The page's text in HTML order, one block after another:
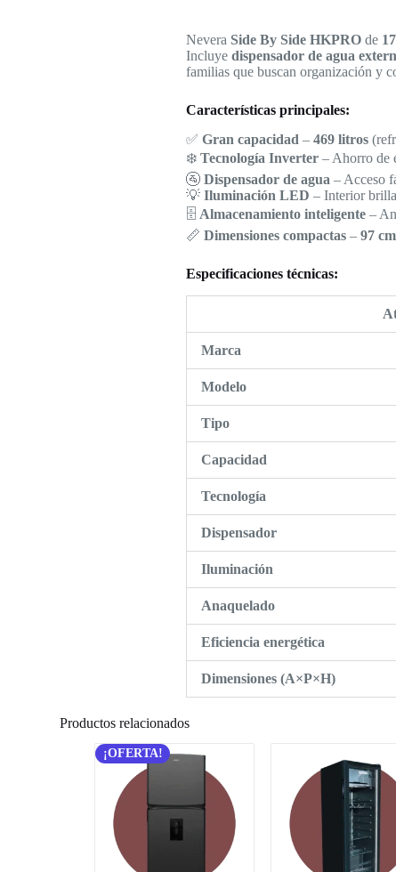
Nevera Side By Side HKPROde
Incluye dispensador de agua
familias que buscan organización y
Características principales:
✅ Gran capacidad – 469 litros
❄️ Tecnología Inverter– Ahorro de
🚰 Dispensador de agua – Acceso
💡 Iluminación LED – Interior
🗄️ Almacenamiento inteligente–
📏 Dimensiones compactas– 97
Especificaciones técnicas:
Marca
Modelo
Tipo
Capacidad
Tecnología
Dispensador
Iluminación
Anaquelado
Eficiencia energética
Dimensiones (A×P×H)
Productos relacionados
¡OFERTA!